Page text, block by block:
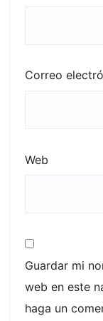
Correo
Web
Guardar mi
web en este
haga un